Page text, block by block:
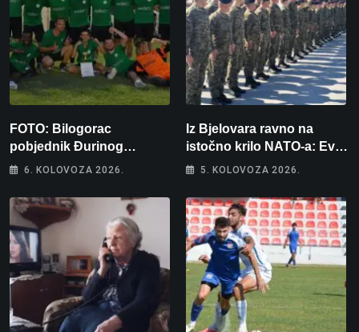
FOTO: Bilogorac
pobjednik Đurinog
memorijala
6. KOLOVOZA 2026.
Iz Bjelovara ravno na
istočno krilo NATO-a: Evo
kamo odlazi 82 hrvatska
5. KOLOVOZA 2026.